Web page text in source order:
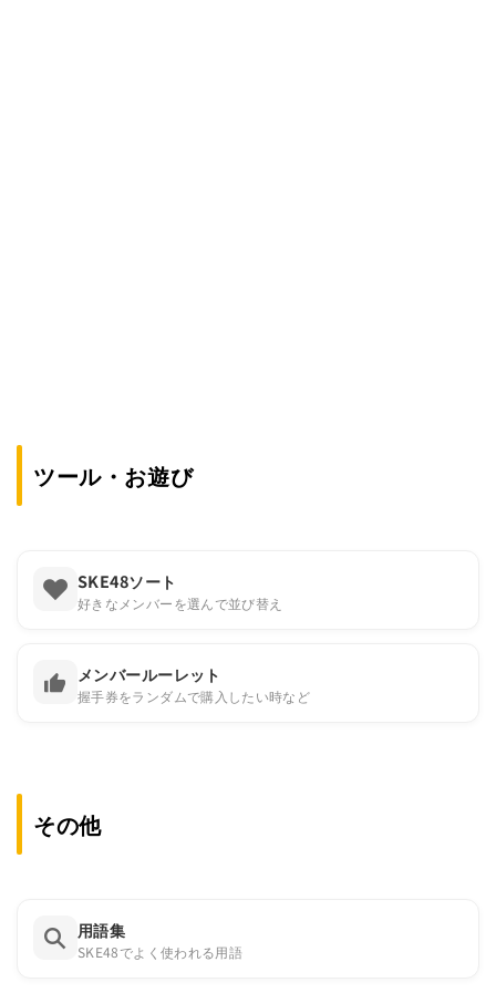
ツール・お遊び
SKE48ソート
好きなメンバーを選んで並び替え
メンバールーレット
握手券をランダムで購入したい時など
その他
用語集
SKE48でよく使われる用語